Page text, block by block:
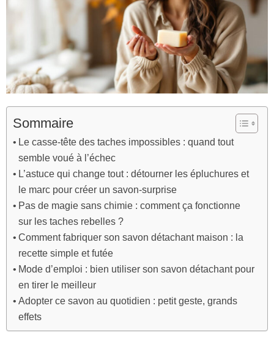
Sommaire
Le casse-tête des taches impossibles : quand tout
semble voué à l’échec
L’astuce qui change tout : détourner les épluchures et
le marc pour créer un savon-surprise
Pas de magie sans chimie : comment ça fonctionne
sur les taches rebelles ?
Comment fabriquer son savon détachant maison : la
recette simple et futée
Mode d’emploi : bien utiliser son savon détachant pour
en tirer le meilleur
Adopter ce savon au quotidien : petit geste, grands
effets